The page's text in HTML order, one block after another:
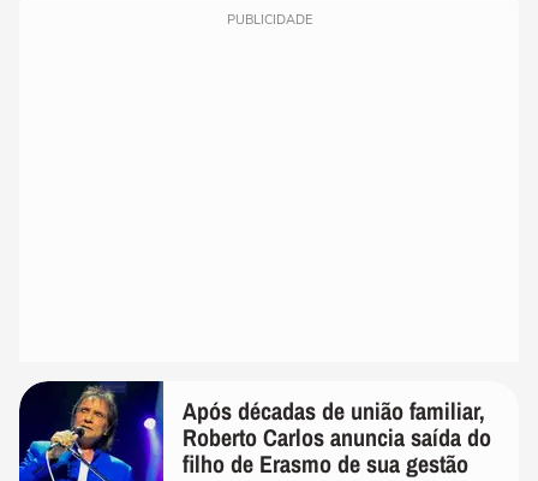
PUBLICIDADE
Após décadas de união familiar,
Roberto Carlos anuncia saída do
filho de Erasmo de sua gestão